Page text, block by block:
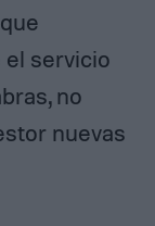
servicio
no
nuevas